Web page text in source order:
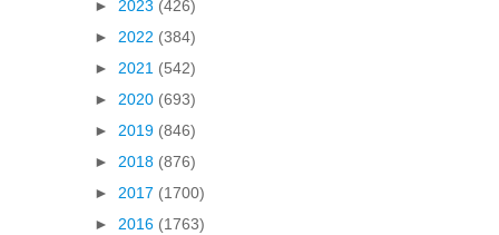
► 2023 (426)
► 2022 (384)
► 2021 (542)
► 2020 (693)
► 2019 (846)
► 2018 (876)
► 2017 (1700)
► 2016 (1763)